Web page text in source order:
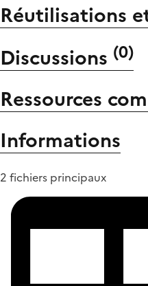
Réutilisations
Discussions (0)
Ressources
Informations
2 fichiers principaux